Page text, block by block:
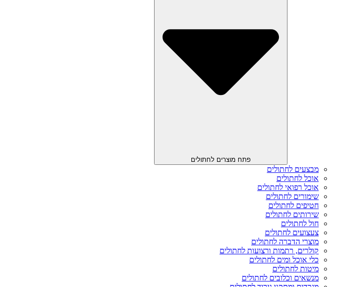
פתח מוצרים לחתולים
מבצעים לחתולים
אוכל לחתולים
אוכל רפואי לחתולים
שימורים לחתולים
חטיפים לחתולים
שירותים לחתולים
חול לחתולים
צעצועים לחתולים
מוצרי הדברה לחתולים
קולרים, רתמות ורצועות לחתולים
כלי אוכל ומים לחתולים
מיטות לחתולים
מנשאים וכלובים לחתולים